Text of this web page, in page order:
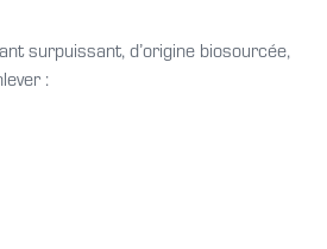
surpuissant, d’origine biosourcée,
: